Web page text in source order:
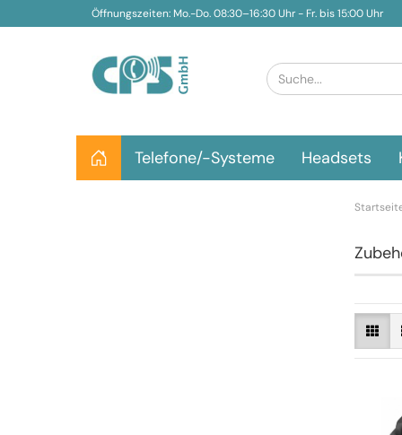
Öffnungszeiten: Mo.-Do. 08:30–16:30 Uhr - Fr. bis 15:00 Uhr
Telefone/-Systeme Headsets